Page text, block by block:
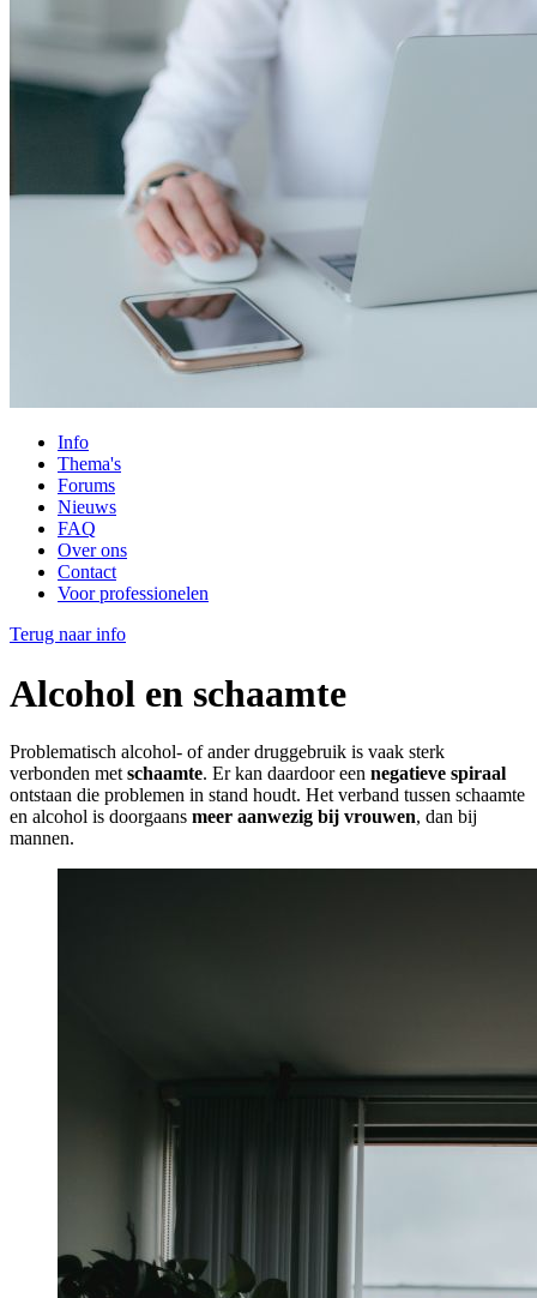
Info
Thema's
Forums
Nieuws
FAQ
Over ons
Contact
Voor professionelen
Terug naar info
Alcohol en schaamte
Problematisch alcohol- of ander druggebruik is vaak sterk
verbonden met schaamte. Er kan daardoor een negatieve spiraal
ontstaan die problemen in stand houdt. Het verband tussen schaamte
en alcohol is doorgaans meer aanwezig bij vrouwen, dan bij
mannen.